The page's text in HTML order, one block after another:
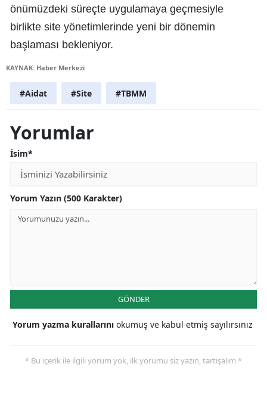
önümüzdeki süreçte uygulamaya geçmesiyle
birlikte site yönetimlerinde yeni bir dönemin
başlaması bekleniyor.
KAYNAK: Haber Merkezi
#Aidat #Site #TBMM
Yorumlar
İsim*
Yorum Yazın (500 Karakter)
GÖNDER
Yorum yazma kurallarını okumuş ve kabul etmiş sayılırsınız
* Bu içerik ile ilgili yorum yok, ilk yorumu siz yazın, tartışalım *